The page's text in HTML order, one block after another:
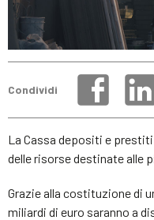
Condividi
La Cassa depositi e
delle risorse destinate alle
Grazie alla costituzione di
miliardi di euro saranno a